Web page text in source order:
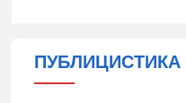
ПУБЛИЦИСТИКА